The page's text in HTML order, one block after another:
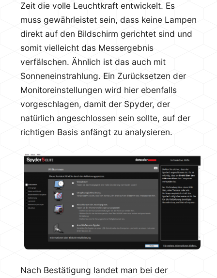
Zeit die volle Leuchtkraft entwickelt. Es
muss gewährleistet sein, dass keine Lampen
direkt auf den Bildschirm gerichtet sind und
somit vielleicht das Messergebnis
verfälschen. Ähnlich ist das auch mit
Sonneneinstrahlung. Ein Zurücksetzen der
Monitoreinstellungen wird hier ebenfalls
vorgeschlagen, damit der Spyder, der
natürlich angeschlossen sein sollte, auf der
richtigen Basis anfängt zu analysieren.
Nach Bestätigung landet man bei der